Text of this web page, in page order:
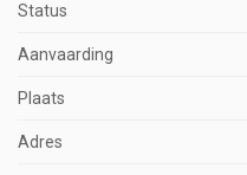
Status
Aanvaarding
Plaats
Adres